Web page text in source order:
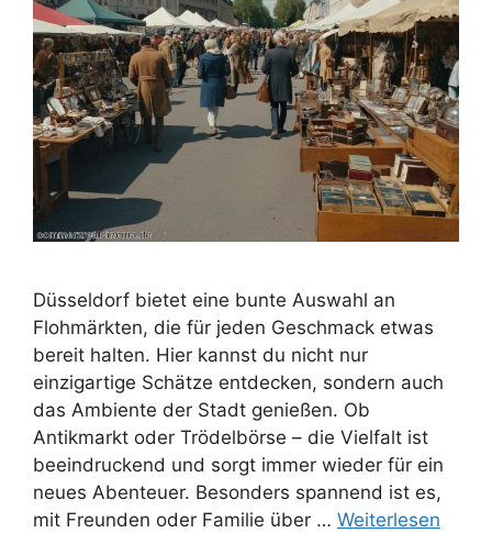
Düsseldorf bietet eine bunte Auswahl an
Flohmärkten, die für jeden Geschmack etwas
bereit halten. Hier kannst du nicht nur
einzigartige Schätze entdecken, sondern auch
das Ambiente der Stadt genießen. Ob
Antikmarkt oder Trödelbörse – die Vielfalt ist
beeindruckend und sorgt immer wieder für ein
neues Abenteuer. Besonders spannend ist es,
mit Freunden oder Familie über … Weiterlesen